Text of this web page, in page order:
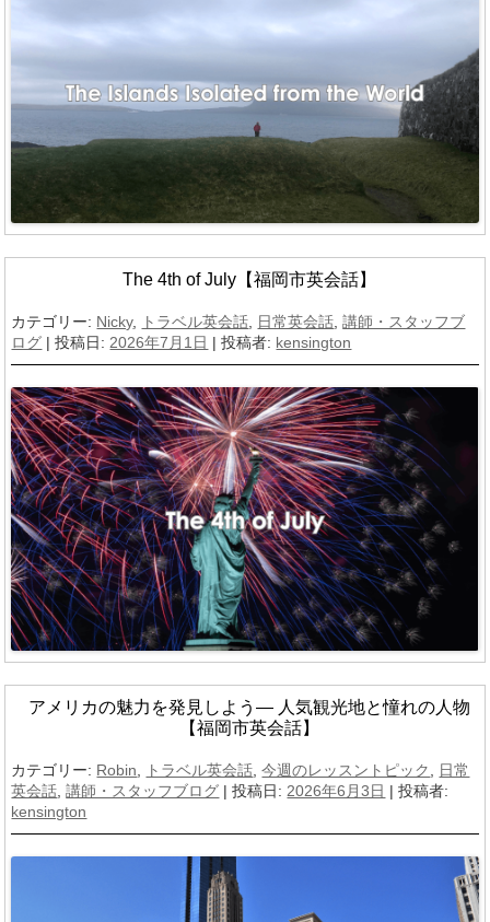
The 4th of July【福岡市英会話】
カテゴリー: Nicky, トラベル英会話, 日常英会話,講師・スタッフブ
ログ | 投稿日:2026年7月1日 |投稿者: kensington
アメリカの魅力を発見しよう― 人気観光地と憧れの人物
【福岡市英会話】
カテゴリー: Robin トラベル英会話 ,今週のレッスントピック
日常
英会話 ,講師・スタッフブログ | 投稿日: 2026年6月3日 |投稿者:
kensington